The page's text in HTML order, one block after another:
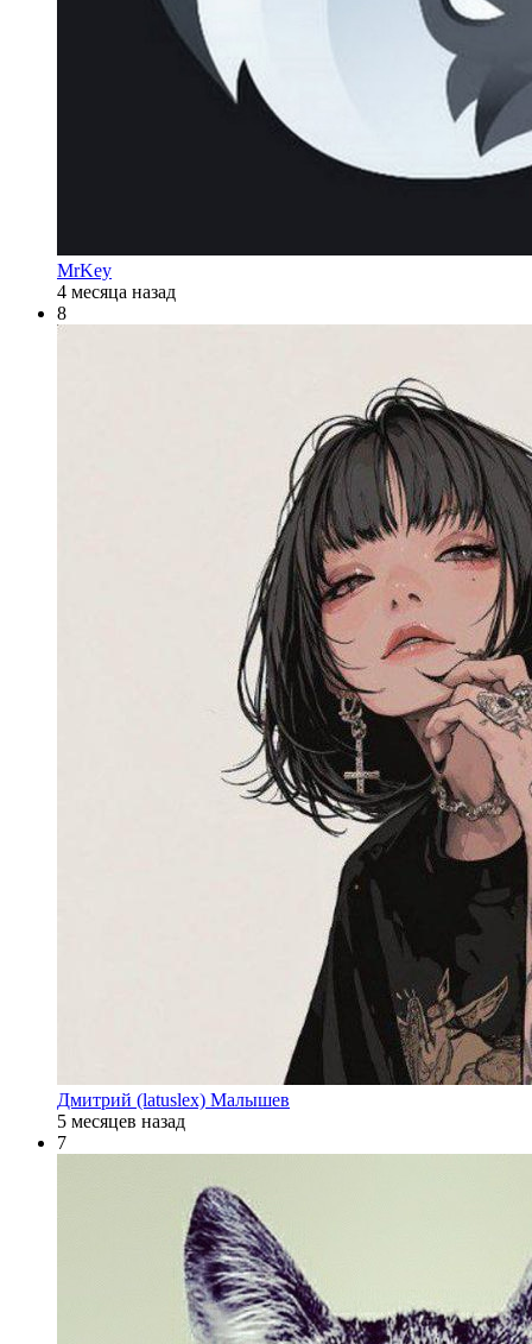
MrKey
4 месяца назад
8
Дмитрий (latuslex) Малышев
5 месяцев назад
7